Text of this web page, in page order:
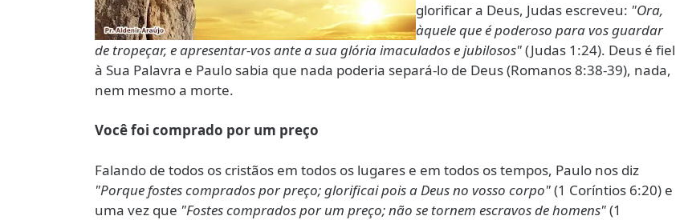
glorificar a Deus, Judas escreveu: "Ora,
àquele que é poderoso para vos guardar
de tropeçar, e apresentar-vos ante a sua glória imaculados e jubilosos"(Judas 1:24). Deus é fiel
à Sua Palavra e Paulo sabia que nada poderia separá-lo de Deus (Romanos 8:38-39), nada,
nem mesmo a morte.
Você foi comprado por um preço
Falando de todos os cristãos em todos os lugares e em todos os tempos, Paulo nos diz
"Porque fostes comprados por preço; glorificai pois a Deus no vosso corpo"(1 Coríntios 6:20) e
uma vez que "Fostes comprados por um preço; não se tornem escravos de homens"(1